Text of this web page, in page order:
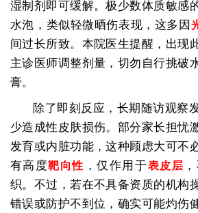
湿制剂即可缓解。极少数体质敏感
水泡，类似轻微晒伤表现，这多因
间过长所致。本院医生提醒，出现
主诊医师调整剂量，切勿自行挑破
膏。
除了即刻反应，长期随访观察
少造成性皮肤损伤。部分家长担忧
发育或内脏功能，这种顾虑大可不
有高度靶向性 ，仅作用于表皮层
织。不过，若在不具备资质的机构
错误或防护不到位，确实可能灼伤